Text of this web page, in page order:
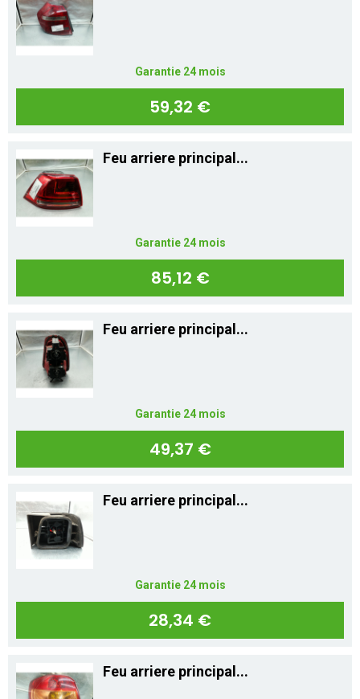
Appelez-nous
01 60 48 23 09
Garantie 24 mois
59,32 €
Feu arriere principal...
Garantie 24 mois
85,12 €
Feu arriere principal...
Garantie 24 mois
49,37 €
Feu arriere principal...
Garantie 24 mois
28,34 €
Feu arriere principal...